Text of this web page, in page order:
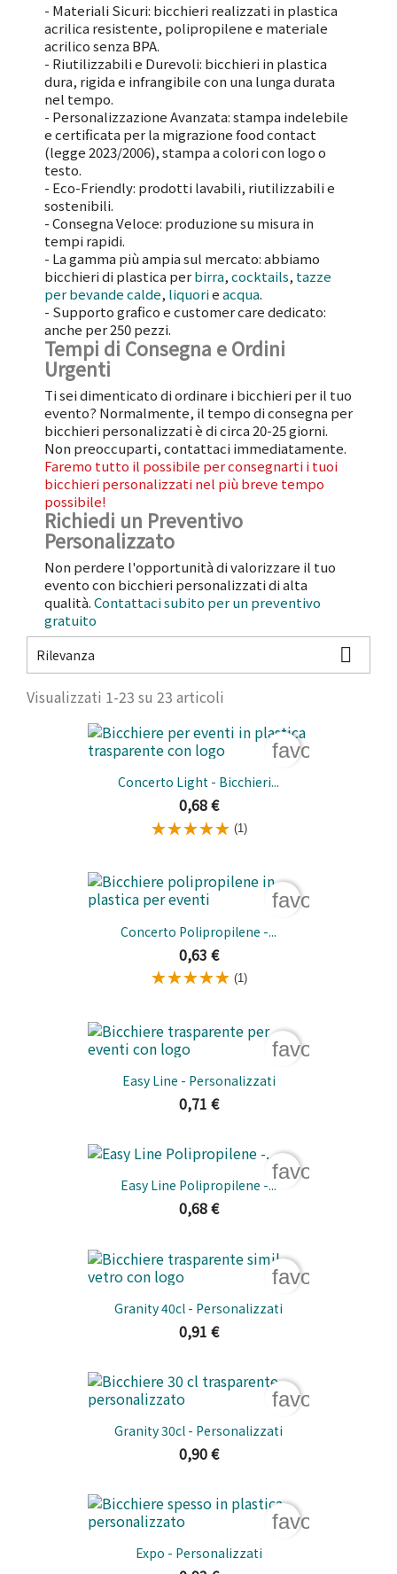
- Materiali Sicuri: bicchieri realizzati in plastica
acrilica resistente, polipropilene e materiale
acrilico senza BPA.
- Riutilizzabili e Durevoli: bicchieri in plastica
dura, rigida e infrangibile con una lunga durata
nel tempo.
- Personalizzazione Avanzata:stampa indelebile
e certificata per la migrazione food contact
(legge 2023/2006), stampa a colori con logo o
testo.
- Eco-Friendly: prodotti lavabili, riutilizzabili e
sostenibili.
- Consegna Veloce: produzione su misura in
tempi rapidi.
- La gamma più ampia sul mercato: abbiamo
bicchieri di plastica perbirra,cocktails, tazze
per bevande calde, liquorieacqua.
- Supporto grafico e customer care dedicato:
anche per 250 pezzi.
Tempi di Consegna e Ordini
Urgenti
Ti sei dimenticato di ordinare i bicchieri per il tuo
evento? Normalmente, il tempo di consegna per
bicchieri personalizzati è di circa 20-25 giorni.
Non preoccuparti, contattaci immediatamente.
Faremo tutto il possibile per consegnarti i tuoi
bicchieri personalizzati nel più breve tempo
possibile!
Richiedi un Preventivo
Personalizzato
Non perdere l'opportunità di valorizzare il tuo
evento con bicchieri personalizzati di alta
qualità.Contattaci subito per un preventivo
gratuito
Rilevanza 
Visualizzati 1-23 su 23 articoli
Concerto Light - Bicchieri...
0,68 €
(1)
Concerto Polipropilene -...
0,63 €
(1)
Easy Line - Personalizzati
0,71 €
Easy Line Polipropilene -...
0,68 €
Granity 40cl - Personalizzati
0,91 €
Granity 30cl - Personalizzati
0,90 €
Expo - Personalizzati